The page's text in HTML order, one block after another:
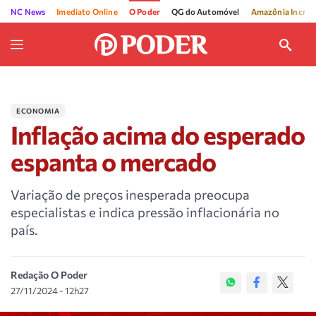
NC News Imediato Online O Poder QG do Automóvel Amazônia
ECONOMIA
Inflação acima do esperado
espanta o mercado
Variação de preços inesperada preocupa
especialistas e indica pressão inflacionária no
país.
Redação O Poder
27/11/2024 - 12h27